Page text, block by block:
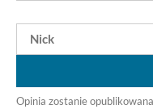
Opinia zostanie